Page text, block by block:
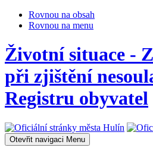
Rovnou na obsah
Rovnou na menu
Životní situace -
při zjištění
Registru obyvatel
Otevřit navigaci Menu